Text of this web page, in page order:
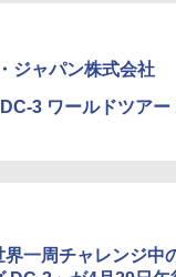
ジャパン株式会社
3 ワールドツア
界一周チャレンジ中